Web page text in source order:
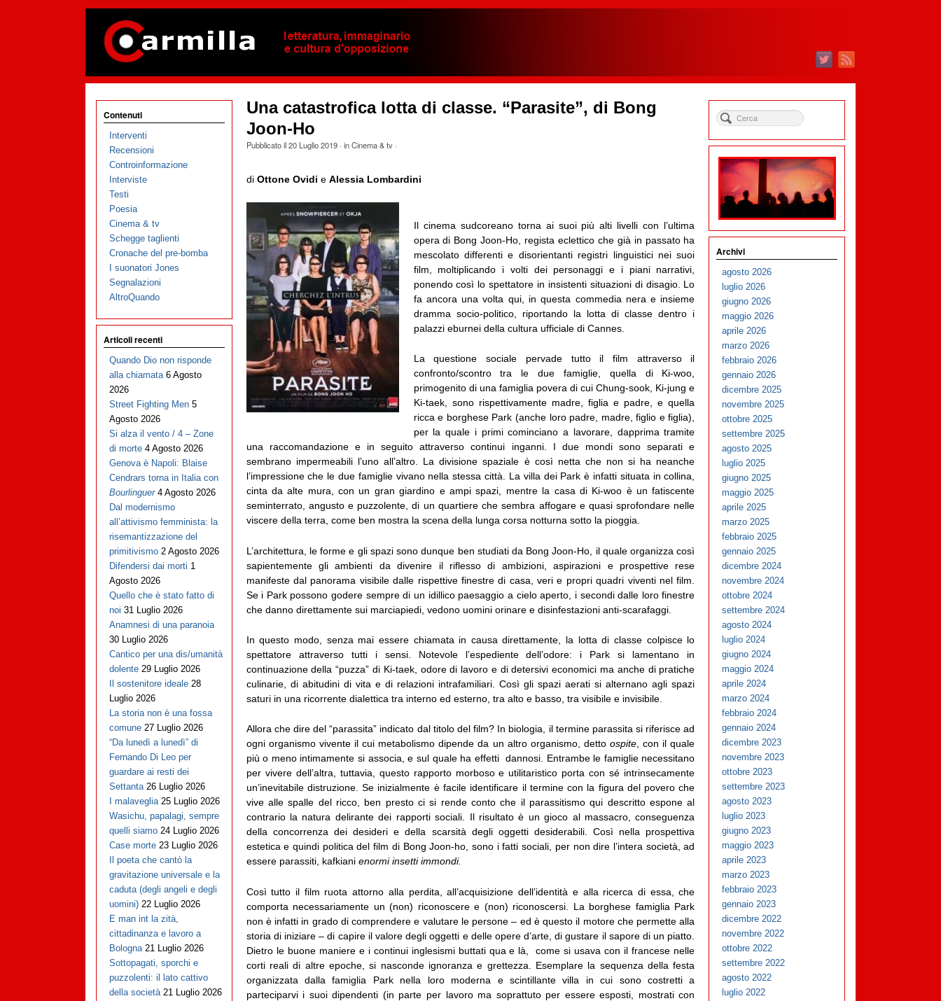
Una catastrofica lotta di classe. “Parasite”, di Bong
Joon-Ho
Pubblicato il20 Luglio 2019· inCinema & tv·
di Ottone Ovidi e Alessia Lombardini
Il cinema sudcoreano torna ai suoi più alti livelli con l’ultima
opera di Bong Joon-Ho, regista eclettico che già in passato ha
mescolato differenti e disorientanti registri linguistici nei suoi
film, moltiplicando i volti dei personaggi e i piani narrativi,
ponendo così lo spettatore in insistenti situazioni di disagio. Lo
fa ancora una volta qui, in questa commedia nera e insieme
dramma socio-politico, riportando la lotta di classe dentro i
palazzi eburnei della cultura ufficiale di Cannes.
La questione sociale pervade tutto il film attraverso il
confronto/scontro tra le due famiglie, quella di Ki-woo,
primogenito di una famiglia povera di cui Chung-sook, Ki-jung e
Ki-taek, sono rispettivamente madre, figlia e padre, e quella
ricca e borghese Park (anche loro padre, madre, figlio e figlia),
per la quale i primi cominciano a lavorare, dapprima tramite
una raccomandazione e in seguito attraverso continui inganni. I due mondi sono separati e
sembrano impermeabili l’uno all’altro. La divisione spaziale è così netta che non si ha neanche
l’impressione che le due famiglie vivano nella stessa città. La villa dei Park è infatti situata in collina,
cinta da alte mura, con un gran giardino e ampi spazi, mentre la casa di Ki-woo è un fatiscente
seminterrato, angusto e puzzolente, di un quartiere che sembra affogare e quasi sprofondare nelle
viscere della terra, come ben mostra la scena della lunga corsa notturna sotto la pioggia.
L’architettura, le forme e gli spazi sono dunque ben studiati da Bong Joon-Ho, il quale organizza così
sapientemente gli ambienti da divenire il riflesso di ambizioni, aspirazioni e prospettive rese
manifeste dal panorama visibile dalle rispettive finestre di casa, veri e propri quadri viventi nel film.
Se i Park possono godere sempre di un idillico paesaggio a cielo aperto, i secondi dalle loro finestre
che danno direttamente sui marciapiedi, vedono uomini orinare e disinfestazioni anti-scarafaggi.
In questo modo, senza mai essere chiamata in causa direttamente, la lotta di classe colpisce lo
spettatore attraverso tutti i sensi. Notevole l’espediente dell’odore: i Park si lamentano in
continuazione della “puzza” di Ki-taek, odore di lavoro e di detersivi economici ma anche di pratiche
culinarie, di abitudini di vita e di relazioni intrafamiliari. Così gli spazi aerati si alternano agli spazi
saturi in una ricorrente dialettica tra interno ed esterno, tra alto e basso, tra visibile e invisibile.
Allora che dire del “parassita” indicato dal titolo del film? In biologia, il termine parassita si riferisce ad
ogni organismo vivente il cui metabolismo dipende da un altro organismo, dettoospite, con il quale
più o meno intimamente si associa, e sul quale ha effetti dannosi. Entrambe le famiglie necessitano
per vivere dell’altra, tuttavia, questo rapporto morboso e utilitaristico porta con sé intrinsecamente
un’inevitabile distruzione. Se inizialmente è facile identificare il termine con la figura del povero che
vive alle spalle del ricco, ben presto ci si rende conto che il parassitismo qui descritto espone al
contrario la natura delirante dei rapporti sociali. Il risultato è un gioco al massacro, conseguenza
della concorrenza dei desideri e della scarsità degli oggetti desiderabili. Così nella prospettiva
estetica e quindi politica del film di Bong Joon-ho, sono i fatti sociali, per non dire l’intera società, ad
essere parassiti, kafkiani enormi insetti immondi.
Così tutto il film ruota attorno alla perdita, all’acquisizione dell’identità e alla ricerca di essa, che
comporta necessariamente un (non) riconoscere e (non) riconoscersi. La borghese famiglia Park
non è infatti in grado di comprendere e valutare le persone – ed è questo il motore che permette alla
storia di iniziare – di capire il valore degli oggetti e delle opere d’arte, di gustare il sapore di un piatto.
Dietro le buone maniere e i continui inglesismi buttati qua e là, come si usava con il francese nelle
corti reali di altre epoche, si nasconde ignoranza e grettezza. Esemplare la sequenza della festa
organizzata dalla famiglia Park nella loro moderna e scintillante villa in cui sono costretti a
parteciparvi i suoi dipendenti (in parte per lavoro ma soprattuto per essere esposti, mostrati con
Contenuti
Interventi
Recensioni
Controinformazione
Interviste
Testi
Poesia
Cinema & tv
Schegge taglienti
Cronache del pre-bomba
I suonatori Jones
Segnalazioni
AltroQuando
Articoli recenti
Quando Dio non risponde
alla chiamata 6 Agosto
2026
Street Fighting Men 5
Agosto 2026
Si alza il vento / 4 – Zone
di morte 4 Agosto 2026
Genova è Napoli: Blaise
Cendrars torna in Italia con
Bourlinguer 4 Agosto 2026
Dal modernismo
all’attivismo femminista: la
risemantizzazione del
primitivismo 2 Agosto 2026
Difendersi dai morti 1
Agosto 2026
Quello che è stato fatto di
noi 31 Luglio 2026
Anamnesi di una paranoia
30 Luglio 2026
Cantico per una dis/umanità
dolente 29 Luglio 2026
Il sostenitore ideale 28
Luglio 2026
La storia non è una fossa
comune 27 Luglio 2026
“Da lunedì a lunedì” di
Fernando Di Leo per
guardare ai resti dei
Settanta 26 Luglio 2026
I malaveglia 25 Luglio 2026
Wasichu, papalagi, sempre
quelli siamo 24 Luglio 2026
Case morte 23 Luglio 2026
Il poeta che cantò la
gravitazione universale e la
caduta (degli angeli e degli
uomini) 22 Luglio 2026
E man int la zità,
cittadinanza e lavoro a
Bologna 21 Luglio 2026
Sottopagati, sporchi e
puzzolenti: il lato cattivo
della società 21 Luglio 2026
Archivi
agosto 2026
luglio 2026
giugno 2026
maggio 2026
aprile 2026
marzo 2026
febbraio 2026
gennaio 2026
dicembre 2025
novembre 2025
ottobre 2025
settembre 2025
agosto 2025
luglio 2025
giugno 2025
maggio 2025
aprile 2025
marzo 2025
febbraio 2025
gennaio 2025
dicembre 2024
novembre 2024
ottobre 2024
settembre 2024
agosto 2024
luglio 2024
giugno 2024
maggio 2024
aprile 2024
marzo 2024
febbraio 2024
gennaio 2024
dicembre 2023
novembre 2023
ottobre 2023
settembre 2023
agosto 2023
luglio 2023
giugno 2023
maggio 2023
aprile 2023
marzo 2023
febbraio 2023
gennaio 2023
dicembre 2022
novembre 2022
ottobre 2022
settembre 2022
agosto 2022
luglio 2022